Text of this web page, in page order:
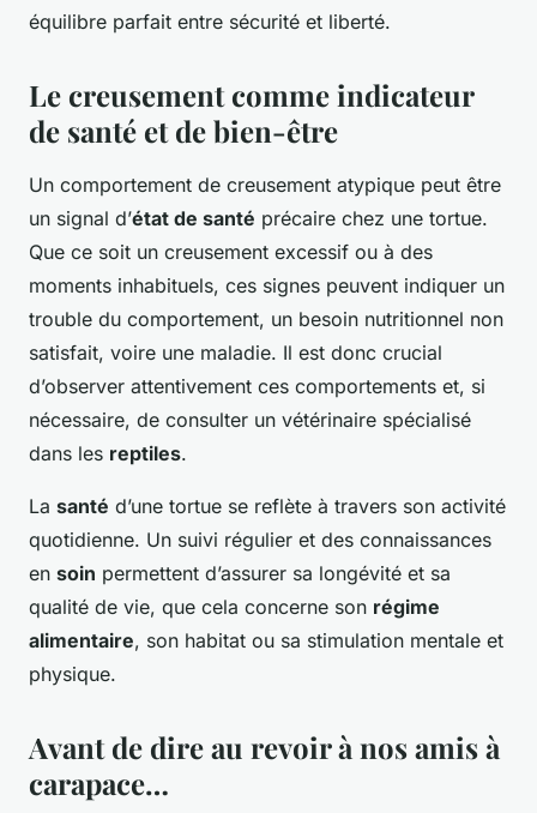
équilibre parfait entre sécurité et liberté.
Le creusement comme indicateur
de santé et de bien-être
Un comportement de creusement atypique peut être
un signal d’état de santé précaire chez une tortue.
Que ce soit un creusement excessif ou à des
moments inhabituels, ces signes peuvent indiquer un
trouble du comportement, un besoin nutritionnel non
satisfait, voire une maladie. Il est donc crucial
d’observer attentivement ces comportements et, si
nécessaire, de consulter un vétérinaire spécialisé
dans les reptiles.
La santé d’une tortue se reflète à travers son activité
quotidienne. Un suivi régulier et des connaissances
en soin permettent d’assurer sa longévité et sa
qualité de vie, que cela concerne son régime
alimentaire, son habitat ou sa stimulation mentale et
physique.
Avant de dire au revoir à nos amis à
carapace…